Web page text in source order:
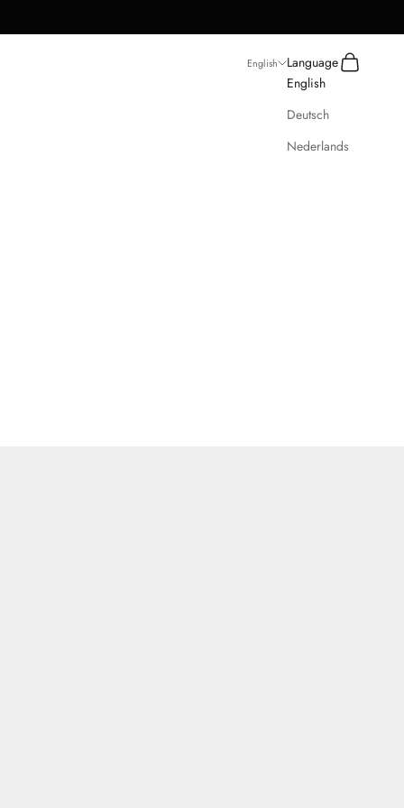
English
Language
English
Deutsch
Nederlands
Search
Cart